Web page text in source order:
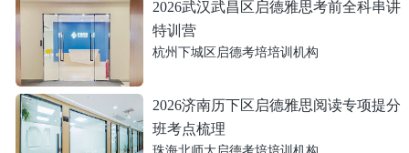
2026武汉武昌区启德雅思考前全科串讲
特训营
杭州下城区启德考培培训机构
2026济南历下区启德雅思阅读专项提分
班考点梳理